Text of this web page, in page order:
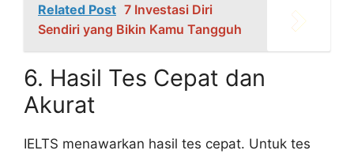
Related Post 7 Investasi Diri
Sendiri yang Bikin Kamu Tangguh
6. Hasil Tes Cepat dan
Akurat
IELTS menawarkan hasil tes cepat. Untuk tes